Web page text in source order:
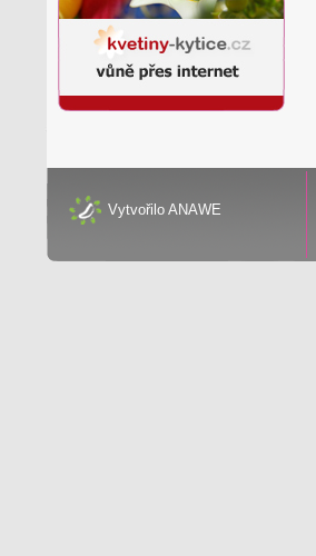
Vytvořilo ANAWE